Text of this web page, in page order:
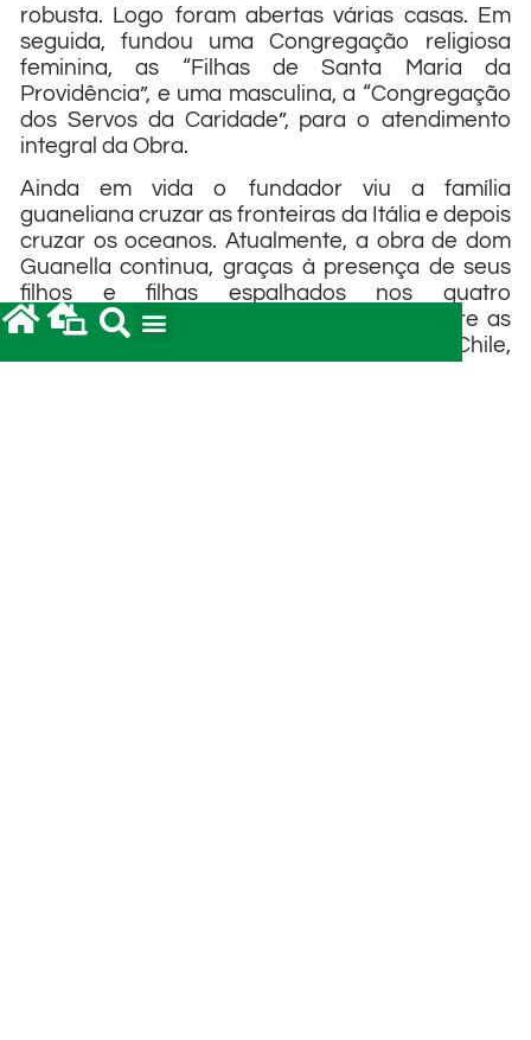
robusta. Logo foram abertas várias casas. Em
seguida, fundou uma Congregação religiosa
feminina, as “Filhas de Santa Maria da
Providência”, e uma masculina, a “Congregação
dos Servos da Caridade”, para o atendimento
integral da Obra.
Ainda em vida o fundador viu a família
guaneliana cruzar as fronteiras da Itália e depois
cruzar os oceanos. Atualmente, a obra de dom
Guanella continua, graças à presença de seus
filhos e filhas espalhados nos quatro
continentes, em mais de vinte nações, entre as
quais estão Brasil, Paraguai, Argentina, Chile,